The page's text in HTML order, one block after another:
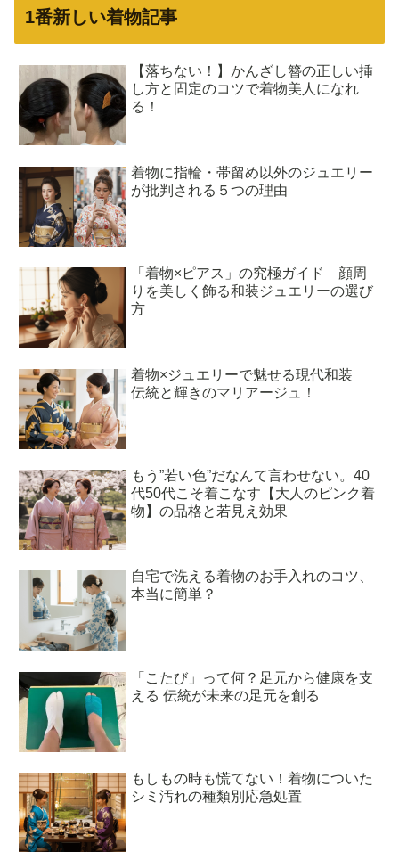
1番新しい着物記事
【落ちない！】かんざし簪の正しい挿
し方と固定のコツで着物美人になれ
る！
着物に指輪・帯留め以外のジュエリー
が批判される５つの理由
「着物×ピアス」の究極ガイド 顔周
りを美しく飾る和装ジュエリーの選び
方
着物×ジュエリーで魅せる現代和装
伝統と輝きのマリアージュ！
もう”若い色”だなんて言わせない。40
代50代こそ着こなす【大人のピンク着
物】の品格と若見え効果
自宅で洗える着物のお手入れのコツ、
本当に簡単？
「こたび」って何？足元から健康を支
える 伝統が未来の足元を創る
もしもの時も慌てない！着物についた
シミ汚れの種類別応急処置